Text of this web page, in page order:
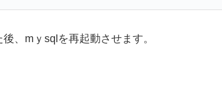
、mｙsqlを再起動させます。